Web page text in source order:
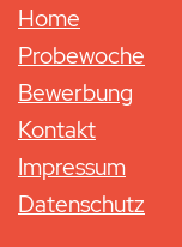
Home
Probewoche
Bewerbung
Kontakt
Impressum
Datenschutz